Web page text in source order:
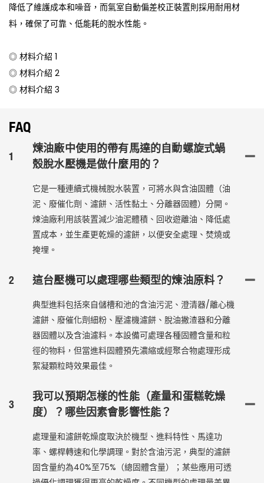
降低了維護成本和噪音，而氣室自動偏差校正裝置則採用耐用材
料，確保了可靠、低能耗的脫水性能。
◎ 材料介紹 1
◎ 材料介紹 2
◎ 材料介紹 3
FAQ
1
煉油廠中使用的帶有馬達的自動螺旋式蝸
殼脫水壓機是做什麼用的？
它是一種連續式機械脫水裝置，可將水與含油固體（油
泥、廢催化劑、濾餅、活性黏土、分離器固體）分開。
煉油廠利用該裝置減少油泥體積、回收遊離油、降低處
置成本，並生產更乾燥的濾餅，以便安全處理、焚燒或
掩埋。
2 這台壓機可以處理哪些類型的煉油原料？
典型進料包括來自儲槽和池的含油污泥、澄清器/離心機
濾餅、廢催化劑細粉、壓濾機濾餅、脫油撇渣器和分離
器固體以及含油濾料。本設備可處理各種固體含量和粒
徑的物料，但當進料固體預先濃縮或經聚合物處理形成
絮凝顆粒時效果最佳。
3
我可以預期怎樣的性能（產量和蛋糕乾燥
度）？哪些因素會影響性能？
處理量和濾餅乾燥度取決於機型、進料特性、馬達功
率、螺桿轉速和化學調理。對於含油污泥，典型的濾餅
固含量約為40%至75%（總固體含量）；某些應用可透